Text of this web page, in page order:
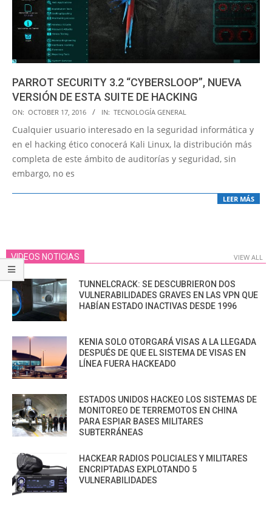
PARROT SECURITY 3.2 “CYBERSLOOP”, NUEVA
VERSIÓN DE ESTA SUITE DE HACKING
2016-
10-
17
ON: OCTOBER 17, 2016 IN: TECNOLOGÍA GENERAL
Cualquier usuario interesado en la seguridad informática y
en el hacking ético conocerá Kali Linux, la distribución más
completa de este ámbito de auditorías y seguridad, sin
embargo, no es
LEER MÁS
VIDEOS NOTICIAS VIEW ALL
TUNNELCRACK: SE DESCUBRIERON DOS
VULNERABILIDADES GRAVES EN LAS VPN QUE
HABÍAN ESTADO INACTIVAS DESDE 1996
KENIA SOLO OTORGARÁ VISAS A LA LLEGADA
DESPUÉS DE QUE EL SISTEMA DE VISAS EN
LÍNEA FUERA HACKEADO
ESTADOS UNIDOS HACKEO LOS SISTEMAS DE
MONITOREO DE TERREMOTOS EN CHINA
PARA ESPIAR BASES MILITARES
SUBTERRÁNEAS
HACKEAR RADIOS POLICIALES Y MILITARES
ENCRIPTADAS EXPLOTANDO 5
VULNERABILIDADES